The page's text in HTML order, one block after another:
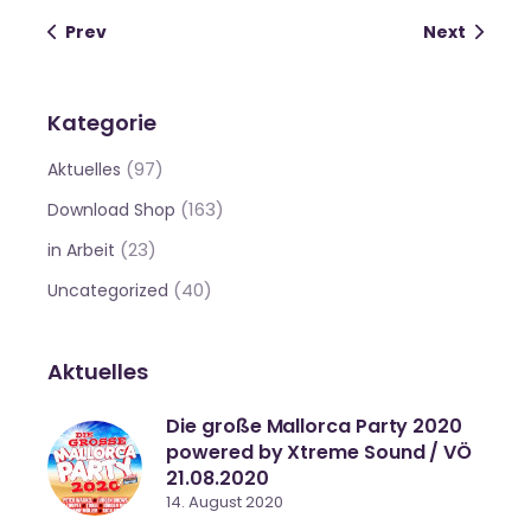
Prev Next
Kategorie
Aktuelles (97)
Download Shop (163)
in Arbeit (23)
Uncategorized (40)
Aktuelles
Die große Mallorca Party 2020
powered by Xtreme Sound / VÖ
21.08.2020
14. August 2020